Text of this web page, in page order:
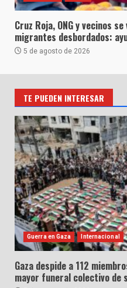
Cruz Roja, ONG y vecinos
migrantes desbordados:
5 de agosto de 2026
TE PUEDEN INTERESAR
Guerra en Gaza Internacional
Gaza despide a 112
mayor funeral colectivo